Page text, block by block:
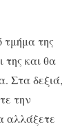
τμήμα της
της και θα
Στα δεξιά,
την
αλλάξετε